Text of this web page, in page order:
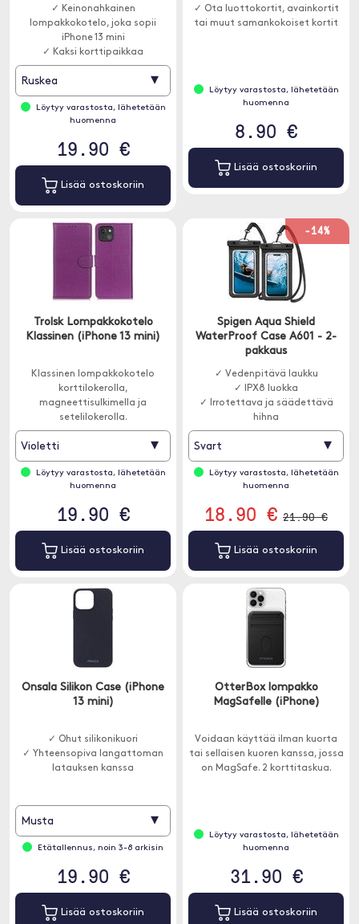
✓ Keinonahkainen
lompakkokotelo, joka sopii
iPhone 13 mini
✓ Kaksi korttipaikkaa
Ruskea ▾
Löytyy varastosta, lähetetään
huomenna
19.90 €
Lisää ostoskoriin
✓ Ota luottokortit, avainkortit
tai muut samankokoiset kortit
Löytyy varastosta, lähetetään
huomenna
8.90 €
Lisää ostoskoriin
Trolsk Lompakkokotelo
Klassinen (iPhone 13 mini)
Klassinen lompakkokotelo
korttilokerolla,
magneettisulkimella ja
setelilokerolla.
Violetti ▾
Löytyy varastosta, lähetetään
huomenna
19.90 €
Lisää ostoskoriin
-14%
Spigen Aqua Shield
WaterProof Case A601 - 2-
pakkaus
✓ Vedenpitävä laukku
✓ IPX8 luokka
✓ Irrotettava ja säädettävä
hihna
Svart ▾
Löytyy varastosta, lähetetään
huomenna
18.90 € 21.90 €
Lisää ostoskoriin
Onsala Silikon Case (iPhone
13 mini)
✓ Ohut silikonikuori
✓ Yhteensopiva langattoman
latauksen kanssa
Musta ▾
Etätallennus, noin 3-8 arkisin
19.90 €
Lisää ostoskoriin
OtterBox lompakko
MagSafelle (iPhone)
Voidaan käyttää ilman kuorta
tai sellaisen kuoren kanssa, jossa
on MagSafe. 2 korttitaskua.
Löytyy varastosta, lähetetään
huomenna
31.90 €
Lisää ostoskoriin